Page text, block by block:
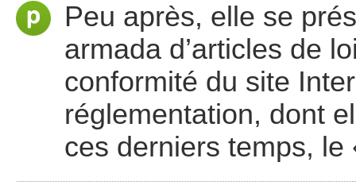
Peu après, elle se
armada d’articles de
conformité du site
réglementation, dont
ces derniers temps, le